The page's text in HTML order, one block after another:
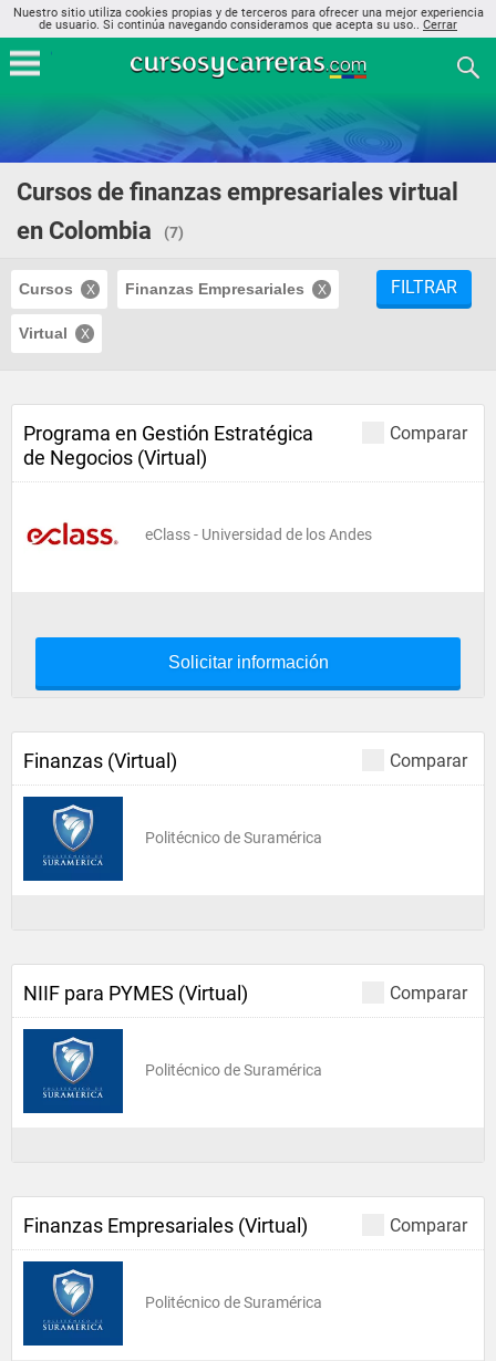
Nuestro sitio utiliza cookies propias y de terceros para ofrecer una mejor experiencia
de usuario. Si continúa navegando consideramos que acepta su uso.. Cerrar
Cursos de finanzas empresariales virtual
en Colombia
(7)
Cursos Finanzas Empresariales
Virtual
FILTRAR
Comparar
Programa en Gestión Estratégica
de Negocios (Virtual)
eClass - Universidad de los Andes
Solicitar información
Comparar
Finanzas (Virtual)
Politécnico de Suramérica
Comparar
NIIF para PYMES (Virtual)
Politécnico de Suramérica
Comparar
Finanzas Empresariales (Virtual)
Politécnico de Suramérica